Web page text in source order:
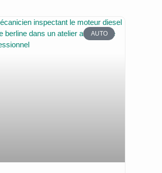
AUTO